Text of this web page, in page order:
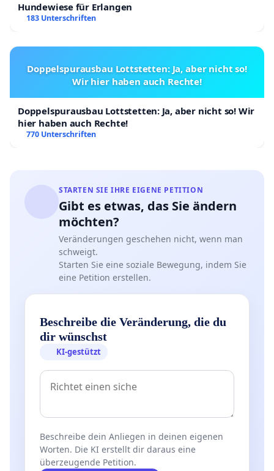
Hundewiese für Erlangen
183 Unterschriften
Doppelspurausbau Lottstetten: Ja, aber nicht so!
Wir hier haben auch Rechte!
Doppelspurausbau Lottstetten: Ja, aber nicht so! Wir
hier haben auch Rechte!
770 Unterschriften
STARTEN SIE IHRE EIGENE PETITION
Gibt es etwas, das Sie ändern
möchten?
Veränderungen geschehen nicht, wenn man
schweigt.
Starten Sie eine soziale Bewegung, indem Sie
eine Petition erstellen.
Beschreibe die Veränderung, die du
dir wünschst
KI-gestützt
Beschreibe dein Anliegen in deinen eigenen
Worten. Die KI erstellt dir daraus eine
überzeugende Petition.